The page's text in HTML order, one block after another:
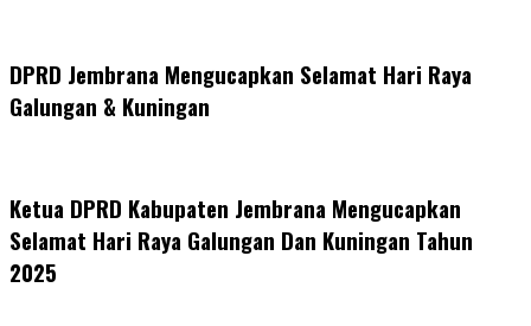
DPRD Jembrana Mengucapkan Selamat Hari Raya
Galungan & Kuningan
Ketua DPRD Kabupaten Jembrana Mengucapkan
Selamat Hari Raya Galungan Dan Kuningan Tahun
2025